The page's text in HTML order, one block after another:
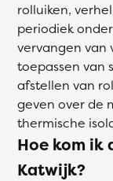
rolluiken,
periodiek
vervangen van
toepassen van
afstellen van
geven over de
thermische
Hoe kom ik
Katwijk?